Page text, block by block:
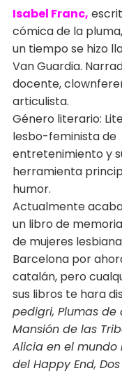
Isabel Franc,
cómica de la
un tiempo se hizo
Van Guardia.
docente,
articulista.
Género literario:
lesbo-feminista de
entretenimiento y
herramienta
humor.
Actualmente
un libro de
de mujeres
Barcelona por
catalán, pero
sus libros te hara
pedigri, Plumas de
Mansión de las
Alicia en el mundo
del Happy End, Dos